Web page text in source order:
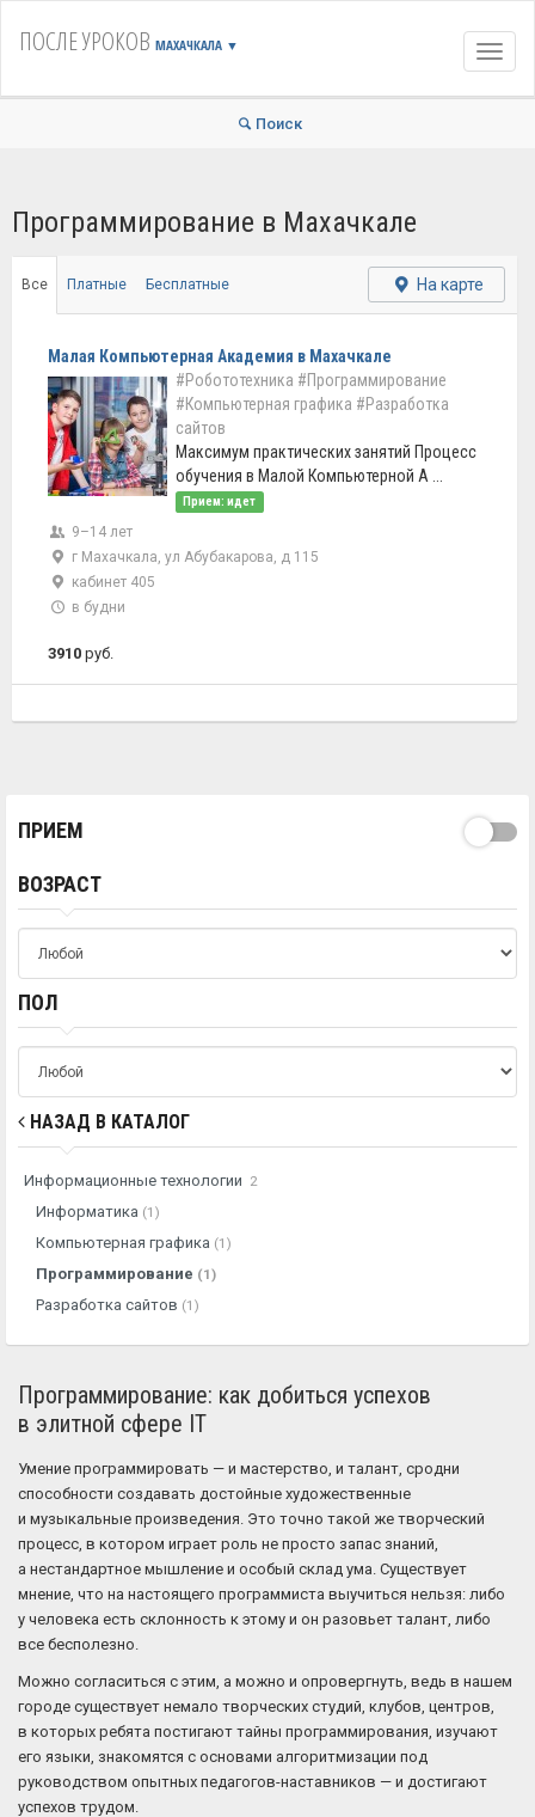
ПОСЛЕ УРОКОВ МАХАЧКАЛА ▼
Поиск
Программирование в Махачкале
Все Платные Бесплатные На карте
Малая Компьютерная Академия в Махачкале
#Робототехника #Программирование
#Компьютерная графика #Разработка
сайтов
Максимум практических занятий Процесс
обучения в Малой Компьютерной А ...
Прием: идет
9–14 лет
г Махачкала, ул Абубакарова, д 115
кабинет 405
в будни
3910 руб.
ПРИЕМ
ВОЗРАСТ
ПОЛ
НАЗАД В КАТАЛОГ
Информационные технологии 2
Информатика (1)
Компьютерная графика (1)
Программирование (1)
Разработка сайтов (1)
Программирование: как добиться успехов
в элитной сфере IT
Умение программировать — и мастерство, и талант, сродни
способности создавать достойные художественные
и музыкальные произведения. Это точно такой же творческий
процесс, в котором играет роль не просто запас знаний,
а нестандартное мышление и особый склад ума. Существует
мнение, что на настоящего программиста выучиться нельзя: либо
у человека есть склонность к этому и он разовьет талант, либо
все бесполезно.
Можно согласиться с этим, а можно и опровергнуть, ведь в нашем
городе существует немало творческих студий, клубов, центров,
в которых ребята постигают тайны программирования, изучают
его языки, знакомятся с основами алгоритмизации под
руководством опытных педагогов-наставников — и достигают
успехов трудом.